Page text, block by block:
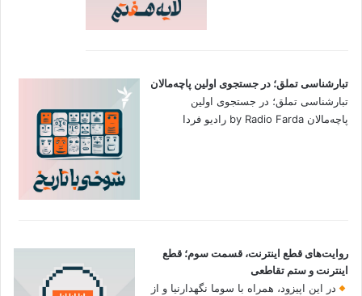
تبارشناسی تملق؛ در جستجوی اولین‌ پاچه‌مالان
تبارشناسی تملق؛ در جستجوی اولین‌
پاچه‌مالان by Radio Farda رادیو فردا
روایت‌های قطع اینترنت، قسمت سوم؛ قطع
اینترنت و ستم تقاطعی
در این اپیزود، همراه با سوما نگهدارنیا و از